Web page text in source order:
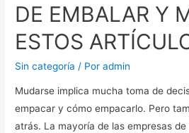
DE EMBALAR Y
ESTOS
Sin categoría / Poradmin
Mudarse implica mucha toma de
empacar y cómo empacarlo. Pero
atrás. La mayoría de las empresas